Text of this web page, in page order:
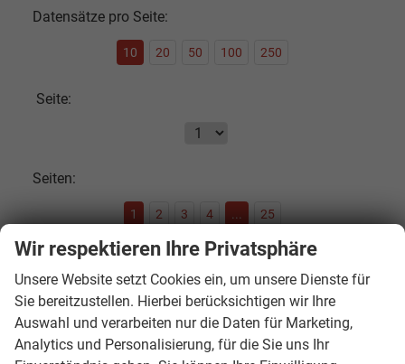
Datensätze pro Seite:
10 20 50 100 250
Seite:
Seiten:
1 2 3 4 25
Fahrzeugnr.
SOFORT VERFÜGBAR
Audi
Wir respektieren Ihre Privatsphäre
Unsere Website setzt Cookies ein, um unsere Dienste für
Sie bereitzustellen. Hierbei berücksichtigen wir Ihre
Auswahl und verarbeiten nur die Daten für Marketing,
Analytics und Personalisierung, für die Sie uns Ihr